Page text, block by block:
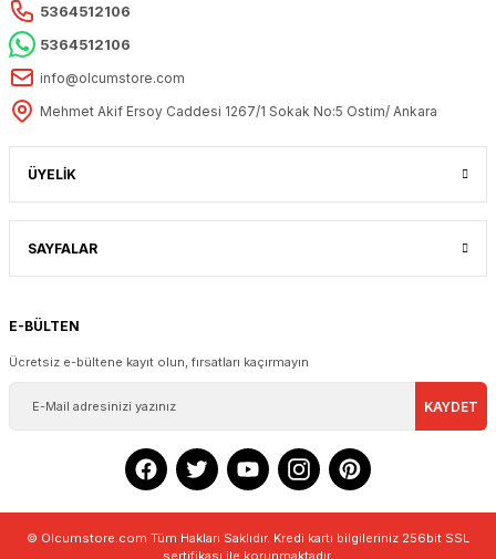
5364512106
5364512106
info@olcumstore.com
Mehmet Akif Ersoy Caddesi 1267/1 Sokak No:5 Ostim/ Ankara
ÜYELİK
SAYFALAR
E-BÜLTEN
Ücretsiz e-bültene kayıt olun, fırsatları kaçırmayın
KAYDET
© Olcumstore.com Tüm Hakları Saklıdır. Kredi kartı bilgileriniz 256bit SSL